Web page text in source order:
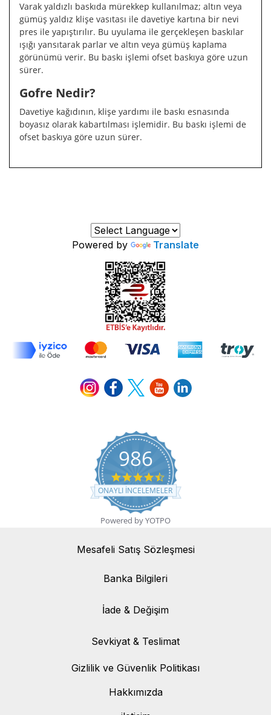
Varak yaldızlı baskıda mürekkep kullanılmaz; altın veya
gümüş yaldız klişe vasıtası ile davetiye kartına bir nevi
pres ile yapıştırılır. Bu uyulama ile gerçekleşen baskılar
ışığı yansıtarak parlar ve altın veya gümüş kaplama
görünümü verir. Bu baskı işlemi ofset baskıya göre uzun
sürer.
Gofre Nedir?
Davetiye kağıdının, klişe yardımı ile baskı esnasında
boyasız olarak kabartılması işlemidir. Bu baskı işlemi de
ofset baskıya göre uzun sürer.
Powered by Translate
986
4.7 star rating
ONAYLI INCELEMELER
Powered by YOTPO
Mesafeli Satış Sözleşmesi
Banka Bilgileri
Banka Bilgileri
İade & Değişim
İade & Değişim
Sevkiyat & Teslimat
Sevkiyat & Teslimat
Gizlilik ve Güvenlik Politikası
Hakkımızda